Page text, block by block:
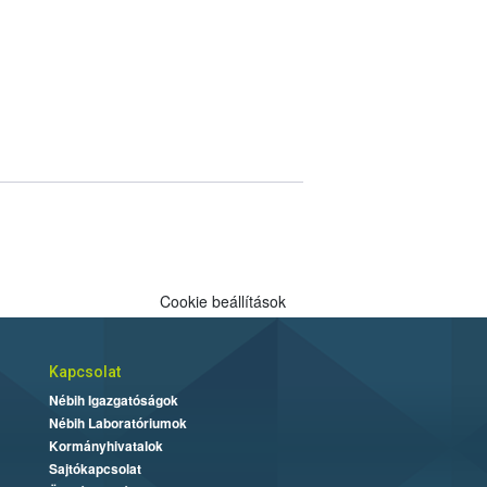
Cookie beállítások
Kapcsolat
Nébih Igazgatóságok
Nébih Laboratóriumok
Kormányhivatalok
Sajtókapcsolat